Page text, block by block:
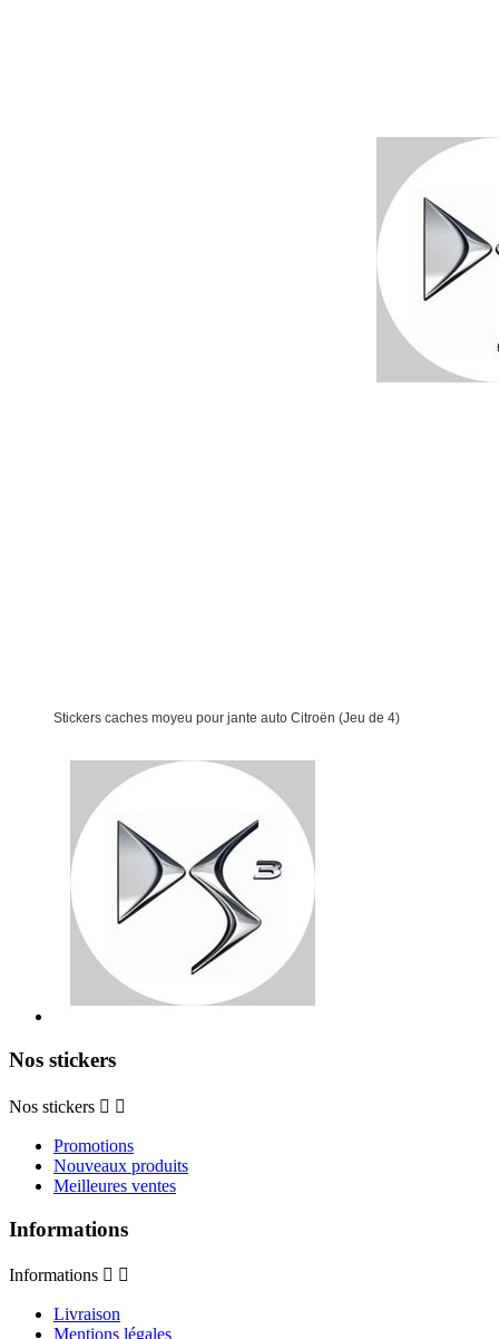
Stickers caches moyeu pour jante auto Citroën (Jeu de 4)
Nos stickers
Nos stickers  
Promotions
Nouveaux produits
Meilleures ventes
Informations
Informations  
Livraison
Mentions légales